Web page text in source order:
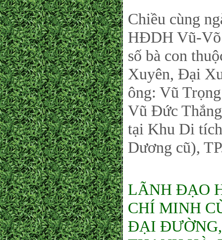
Chiều cùng
HĐDH Vũ-Võ
số bà con
Xuyên, Đại
ông: Vũ
Vũ Đức
tại Khu Di
Dương cũ),
LÃNH ĐẠO
CHÍ MINH
ĐẠI